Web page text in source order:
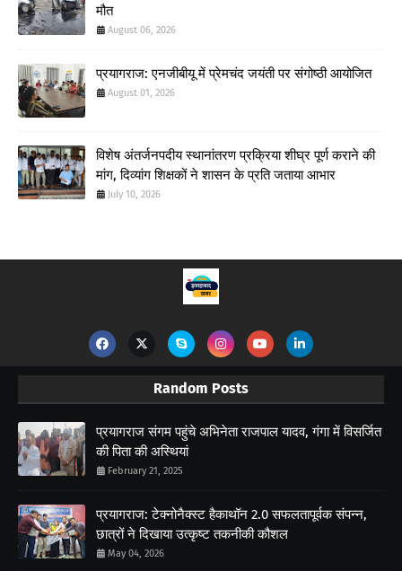
मौत
August 06, 2026
प्रयागराज: एनजीबीयू में प्रेमचंद जयंती पर संगोष्ठी आयोजित
August 01, 2026
विशेष अंतर्जनपदीय स्थानांतरण प्रक्रिया शीघ्र पूर्ण कराने की
मांग, दिव्यांग शिक्षकों ने शासन के प्रति जताया आभार
July 10, 2026
Random Posts
प्रयागराज संगम पहुंचे अभिनेता राजपाल यादव, गंगा में विसर्जित
की पिता की अस्थियां
February 21, 2025
प्रयागराज: टेक्नोनैक्स्ट हैकाथॉन 2.0 सफलतापूर्वक संपन्न,
छात्रों ने दिखाया उत्कृष्ट तकनीकी कौशल
May 04, 2026